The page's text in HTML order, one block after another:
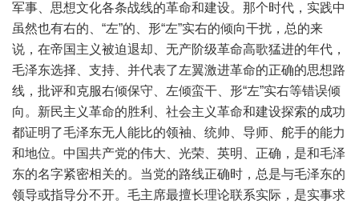
军事、思想文化各条战线的革命和建设。那个时代，实践中
虽然也有右的、“左”的、形“左”实右的倾向干扰，总的来
说，在帝国主义被迫退却、无产阶级革命高歌猛进的年代，
毛泽东选择、支持、并代表了左翼激进革命的正确的思想路
线，批评和克服右倾保守、左倾蛮干、形“左”实右等错误倾
向。新民主义革命的胜利、社会主义革命和建设探索的成功
都证明了毛泽东无人能比的领袖、统帅、导师、舵手的能力
和地位。中国共产党的伟大、光荣、英明、正确，是和毛泽
东的名字紧密相关的。当党的路线正确时，总是与毛泽东的
领导或指导分不开。毛主席最擅长理论联系实际，是实事求